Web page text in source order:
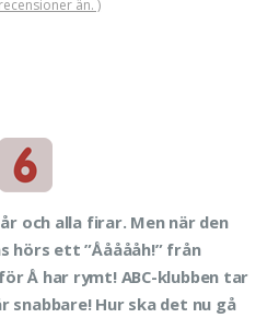
än. )
och alla firar. Men när den
hörs ett ”Åååååh!” från
Å har rymt! ABC-klubben tar
snabbare! Hur ska det nu gå